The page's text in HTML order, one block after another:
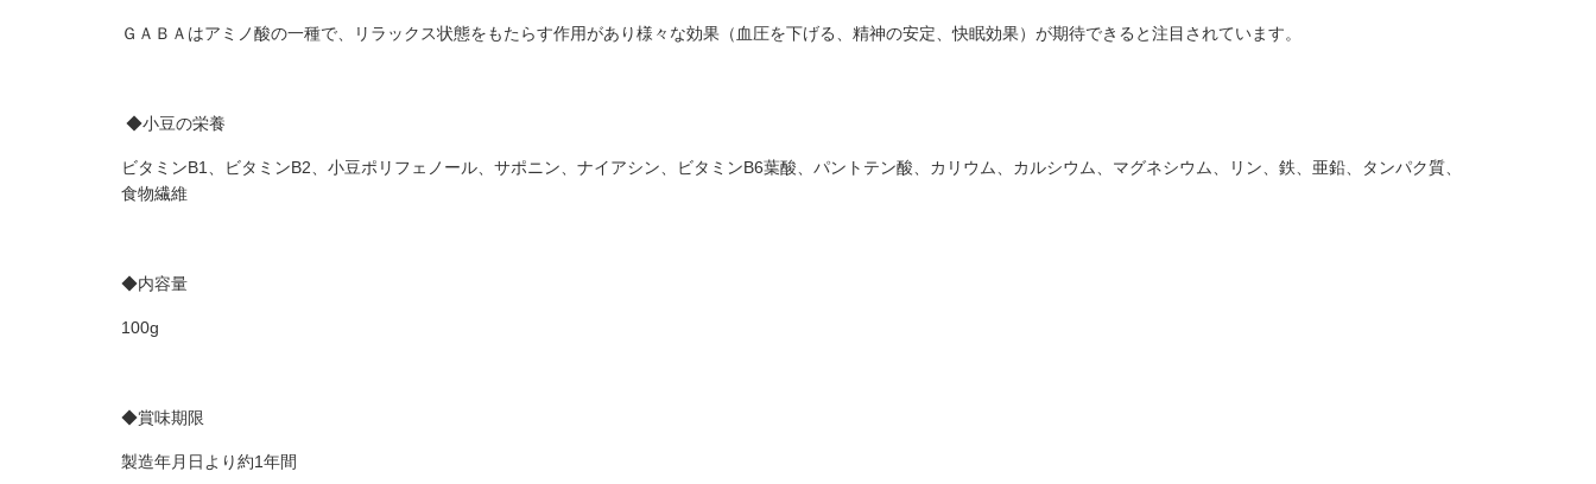
ＧＡＢＡはアミノ酸の一種で、リラックス状態をもたらす作用があり様々な効果（血圧を下げる、精神の安定、快眠効果）が期待できると注目されています。
◆小豆の栄養
ビタミンB1、ビタミンB2、小豆ポリフェノール、サポニン、ナイアシン、ビタミンB6葉酸、パントテン酸、カリウム、カルシウム、マグネシウム、リン、鉄、亜鉛、タンパク質、
食物繊維
◆内容量
100g
◆賞味期限
製造年月日より約1年間